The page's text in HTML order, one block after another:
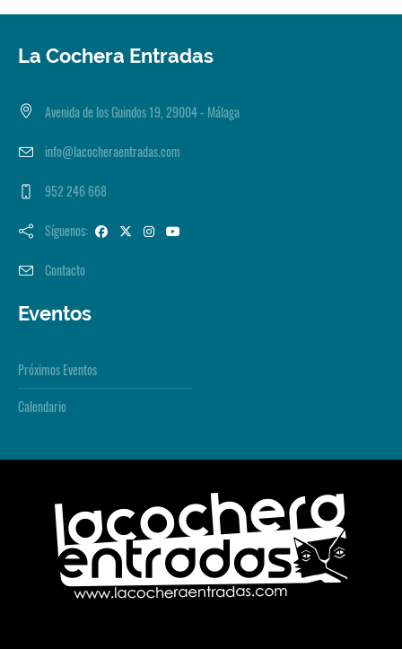
La Cochera Entradas
Avenida de los Guindos 19, 29004 - Málaga
info@lacocheraentradas.com
952 246 668
Síguenos:
Contacto
Eventos
Próximos Eventos
Calendario